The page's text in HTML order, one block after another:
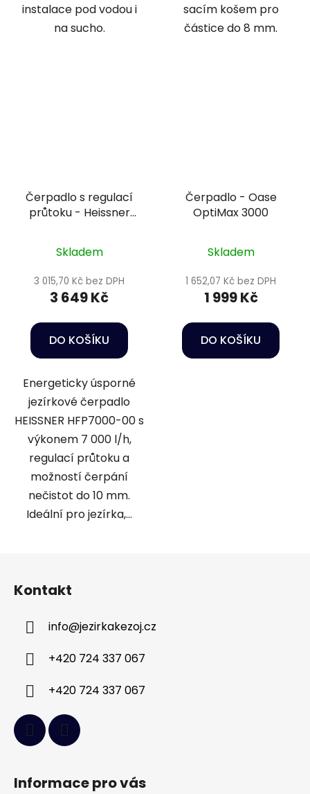
instalace pod vodou i
na sucho.
sacím košem pro
částice do 8 mm.
Čerpadlo s regulací
průtoku - Heissner
Skladem
3 015,70 Kč bez DPH
3 649 Kč
DO KOŠÍKU
Energeticky úsporné
jezírkové čerpadlo
HEISSNER HFP7000-00 s
výkonem 7 000 l/h,
regulací průtoku a
možností čerpání
nečistot do 10 mm.
Ideální pro jezírka,...
Čerpadlo - Oase
OptiMax 3000
Skladem
1 652,07 Kč bez DPH
1 999 Kč
DO KOŠÍKU
Kontakt
info@jezirkakezoj.cz
+420 724 337 067
+420 724 337 067
Informace pro vás